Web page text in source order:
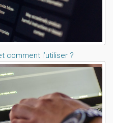
comment l’utiliser ?